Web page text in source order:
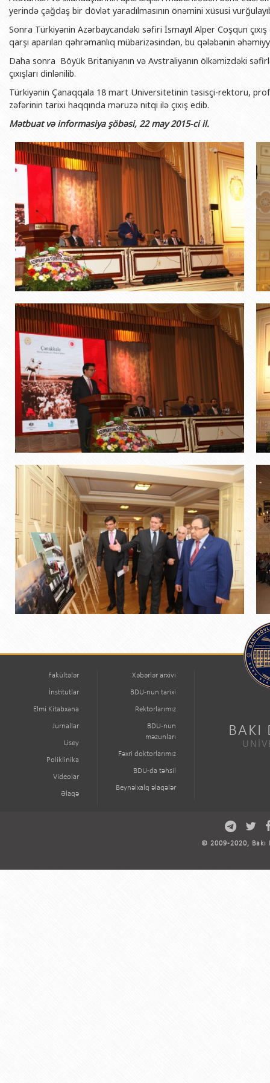
BDU-nun məzunları
Fəxri doktorlarımız
BDU-da təhsil
BDU-da tədris olunan ixtisaslar
Universitet tarixinin ən mühüm hadisələri
İnsan resursları və hüquq şöbəsi
Sənədlər və Müraciətlərlə iş
Maliyyə və təminat Departamenti
Keyfiyyətin təminatı, monitorinq
Psixoloji Yardım Sektoru
Mədəniyyət-yaradıcılıq Mərkəzi
İdman-sağlamlıq Mərkəzi
BDU-nun Nəşr Evi
Geologiya fakültəsi
Filologiya fakültəsi
Tarix fakültəsi
Hüquq fakültəsi
Jurnalistika fakültəsi
Şərqşünasliq
Sosial elmlər və
Şəxsi
Publik
yerində çağdaş bir dövlət yaradılmasının önəmini xüsusi
Sonra Türkiyənin Azərbaycandakı səfiri İsmayıl Alper Coşqun
qarşı aparılan qəhrəmanlıq mübarizəsindən, bu qələbənin
Daha sonra Böyük Britaniyanın və Avstraliyanın ölkəmizdəki
çıxışları dinlənilib.
Türkiyənin Çanaqqala 18 mart Universitetinin təsisçi-rektoru,
zəfərinin tarixi haqqında məruzə nitqi ilə çıxış edib.
Mətbuat və informasiya şöbəsi, 22 may 2015-ci il.
Fakültələr
İnstitutlar
Elmi Kitabxana
Jurnallar
Lisey
Poliklinika
Videolar
Əlaqə
Xəbərlər arxivi
BDU-nun tarixi
Rektorlarımız
BDU-nun
məzunları
Fəxri doktorlarımız
BDU-da təhsil
Beynəlxalq əlaqələr
BAKI
© 2009-2020,